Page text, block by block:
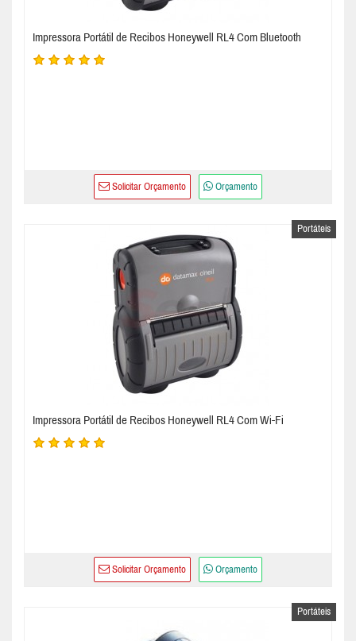
Impressora Portátil de Recibos Honeywell RL4 Com Bluetooth
Solicitar Orçamento Orçamento
Portáteis
Impressora Portátil de Recibos Honeywell RL4 Com Wi-Fi
Solicitar Orçamento Orçamento
Portáteis